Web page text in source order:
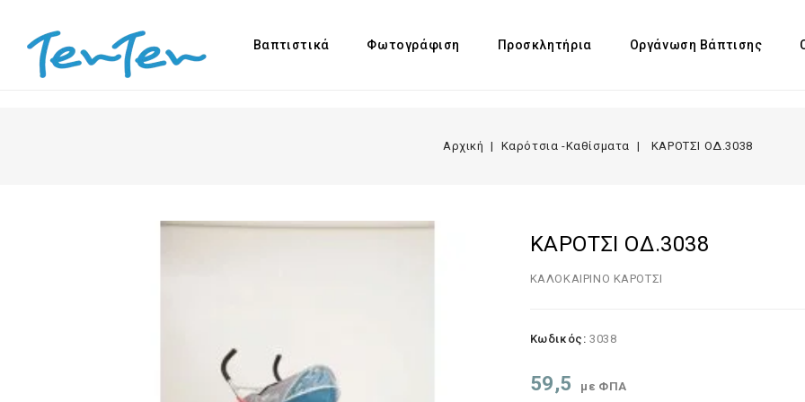
Βαπτιστικά Φωτογράφιση Προσκλητήρια Οργάνωση Βάπτισης
Αρχική Καρότσια -Καθίσματα ΚΑΡΟΤΣΙ ΟΔ.3038
ΚΑΡΟΤΣΙ ΟΔ.3038
ΚΑΛΟΚΑΙΡΙΝΟ ΚΑΡΟΤΣΙ
Κωδικός: 3038
59,5 με ΦΠΑ